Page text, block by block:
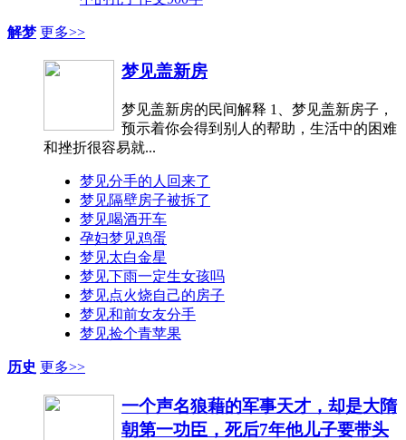
解梦 更多>>
梦见盖新房
梦见盖新房的民间解释 1、梦见盖新房子，
预示着你会得到别人的帮助，生活中的困难
和挫折很容易就...
梦见分手的人回来了
梦见隔壁房子被拆了
梦见喝酒开车
孕妇梦见鸡蛋
梦见太白金星
梦见下雨一定生女孩吗
梦见点火烧自己的房子
梦见和前女友分手
梦见捡个青苹果
历史 更多>>
一个声名狼藉的军事天才，却是大隋
朝第一功臣，死后7年他儿子要带头